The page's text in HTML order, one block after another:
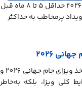
بهترین زمان اقدام برای دریافت ویزای جام جهانی 2026 حداقل ۵ تا ۸ ماه قبل
پرمخاطب به حداکثر
2026
بخش زیادی از ریجکتی‌ها یا از دست رفتن فرصت اخذ ویزای جام جهانی 2026 و
کلی ویزا، بلکه به‌خاطر